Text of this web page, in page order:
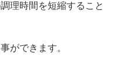
理時間を短縮すること
ができます。